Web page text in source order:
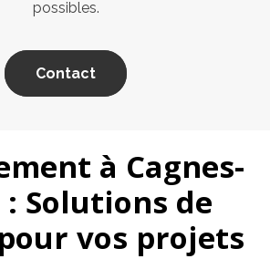
possibles.
Contact
à Cagnes-
Solutions de
vos projets